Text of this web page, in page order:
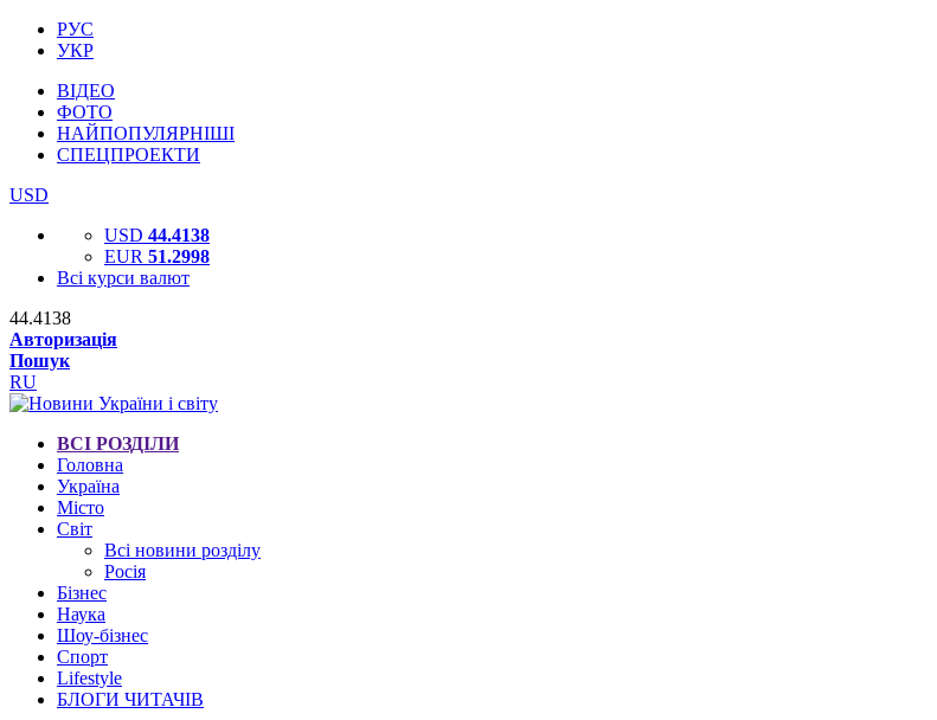
РУС
УКР
ВІДЕО
ФОТО
НАЙПОПУЛЯРНІШІ
СПЕЦПРОЕКТИ
USD
USD 44.4138
EUR 51.2998
Всі курси валют
44.4138
Авторизація
Пошук
RU
ВСІ РОЗДІЛИ
Головна
Україна
Місто
Світ
Всі новини розділу
Росія
Бізнес
Наука
Шоу-бізнес
Спорт
Lifestyle
БЛОГИ ЧИТАЧІВ